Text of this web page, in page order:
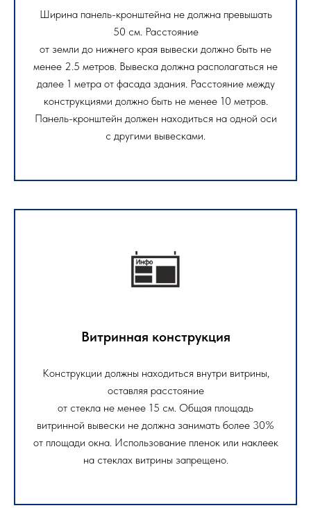
Ширина панель-кронштейна не должна превышать
50 см. Расстояние
от земли до нижнего края вывески должно быть не
менее 2.5 метров. Вывеска должна располагаться не
далее 1 метра от фасада здания. Расстояние между
конструкциями должно быть не менее 10 метров.
Панель-кронштейн должен находиться на одной оси
с другими вывесками.
Витринная конструкция
Конструкции должны находиться внутри витрины,
оставляя расстояние
от стекла не менее 15 см. Общая площадь
витринной вывески не должна занимать более 30%
от площади окна. Использование пленок или наклеек
на стеклах витрины запрещено.